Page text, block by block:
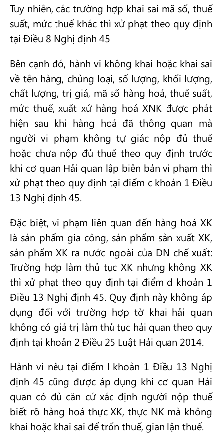
Tuy nhiên, các trường hợp khai sai mã số, thuế
suất, mức thuế khác thì xử phạt theo quy định
tại Điều 8 Nghị định 45
Bên cạnh đó, hành vi không khai hoặc khai sai
về tên hàng, chủng loại, số lượng, khối lượng,
chất lượng, trị giá, mã số hàng hoá, thuế suất,
mức thuế, xuất xứ hàng hoá XNK được phát
hiện sau khi hàng hoá đã thông quan mà
người vi phạm không tự giác nộp đủ thuế
hoặc chưa nộp đủ thuế theo quy định trước
khi cơ quan Hải quan lập biên bản vi phạm thì
xử phạt theo quy định tại điểm c khoản 1 Điều
13 Nghị định 45.
Đặc biệt, vi phạm liên quan đến hàng hoá XK
là sản phẩm gia công, sản phẩm sản xuất XK,
sản phẩm XK ra nước ngoài của DN chế xuất:
Trường hợp làm thủ tục XK nhưng không XK
thì xử phạt theo quy định tại điểm d khoản 1
Điều 13 Nghị định 45. Quy định này không áp
dụng đối với trường hợp tờ khai hải quan
không có giá trị làm thủ tục hải quan theo quy
định tại khoản 2 Điều 25 Luật Hải quan 2014.
Hành vi nêu tại điểm l khoản 1 Điều 13 Nghị
định 45 cũng được áp dụng khi cơ quan Hải
quan có đủ căn cứ xác định người nộp thuế
biết rõ hàng hoá thực XK, thực NK mà không
khai hoặc khai sai để trốn thuế, gian lận thuế.